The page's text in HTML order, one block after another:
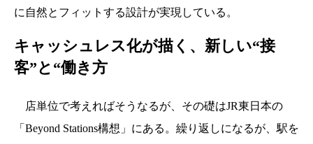
に自然とフィットする設計が実現している。
キャッシュレス化が描く、新しい“接
客”と“働き方
店単位で考えればそうなるが、その礎はJR東日本の
「Beyond Stations構想」にある。繰り返しになるが、駅を